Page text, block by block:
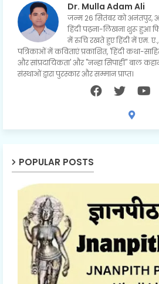
Dr. Mulla Adam Ali
जन्म 26 सितंबर को अनंतपुर,
हिंदी पढ़ना-लिखना शुरू हुआ
में रुचि रखते हुए हिंदी में एम.
पत्रिकाओं में कविताएं प्रकाशित, 'हिंदी कथा-
और सांप्रदायिकता' और "नन्हा सिपाही" बाल
संस्थाओं द्वारा पुरस्कार और सम्मान प्राप्त।
POPULAR POSTS